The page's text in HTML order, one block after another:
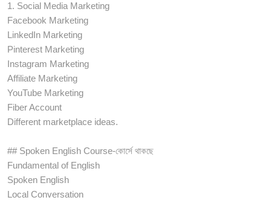
1. Social Media Marketing
Facebook Marketing
LinkedIn Marketing
Pinterest Marketing
Instagram Marketing
Affiliate Marketing
YouTube Marketing
Fiber Account
Different marketplace ideas.
## Spoken English Course-কোর্সে থাকছে
Fundamental of English
Spoken English
Local Conversation